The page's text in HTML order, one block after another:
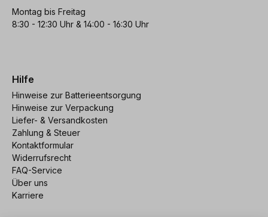
Montag bis Freitag
8:30 - 12:30 Uhr & 14:00 - 16:30 Uhr
Hilfe
Hinweise zur Batterieentsorgung
Hinweise zur Verpackung
Liefer- & Versandkosten
Zahlung & Steuer
Kontaktformular
Widerrufsrecht
FAQ-Service
Über uns
Karriere